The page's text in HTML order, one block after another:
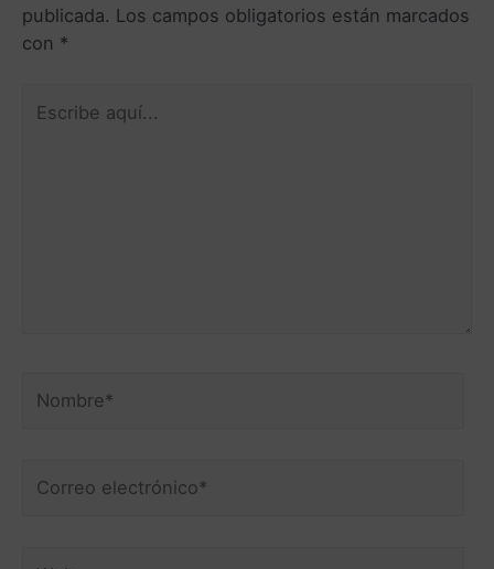
publicada. Los campos obligatorios están marcados
con *